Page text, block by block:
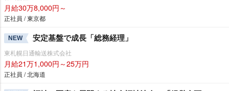
月給30万8,000円～
正社員 / 東京都
NEW 安定基盤で成長「総務経理」
東札幌日通輸送株式会社
月給21万1,000円～25万円
正社員 / 北海道